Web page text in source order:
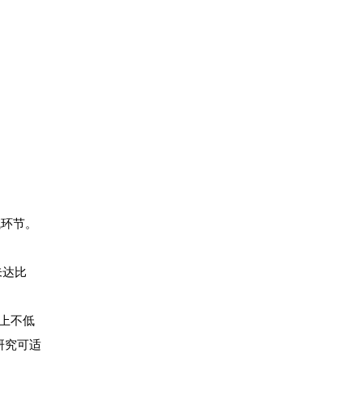
节。
比
不低
究可适